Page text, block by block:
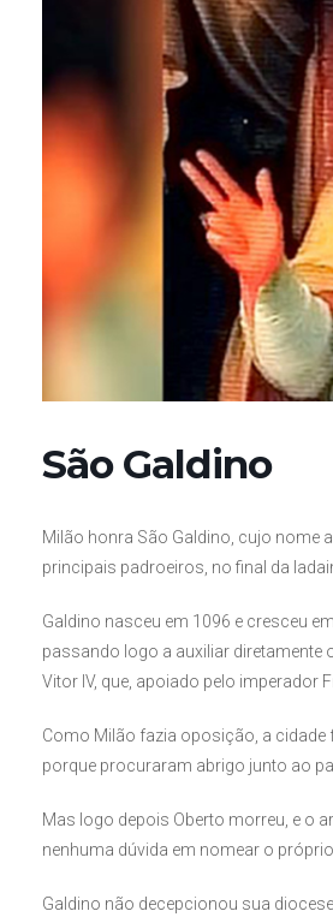
São Galdino
Milão honra São Galdino, cujo nome
principais padroeiros, no final da
Galdino nasceu em 1096 e cresceu
passando logo a auxiliar diretamente
Vitor IV, que, apoiado pelo imperador
Como Milão fazia oposição, a
porque procuraram abrigo junto ao
Mas logo depois Oberto morreu, e o
nenhuma dúvida em nomear o
Galdino não decepcionou sua